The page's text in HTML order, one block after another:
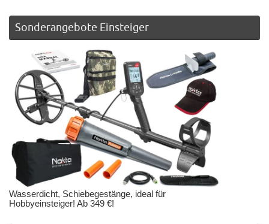
Sonderangebote Einsteiger
Wasserdicht, Schiebegestänge, ideal für
Hobbyeinsteiger! Ab 349 €!